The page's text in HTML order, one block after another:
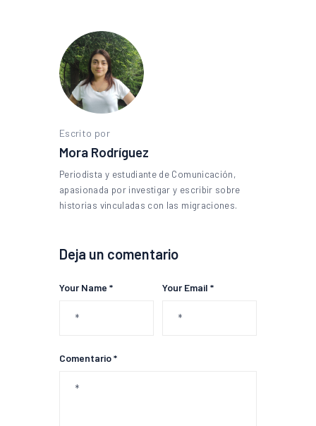
Escrito por
Mora Rodríguez
Periodista y estudiante de Comunicación,
apasionada por investigar y escribir sobre
historias vinculadas con las migraciones.
Deja un comentario
Your Name * Your Email *
Comentario *